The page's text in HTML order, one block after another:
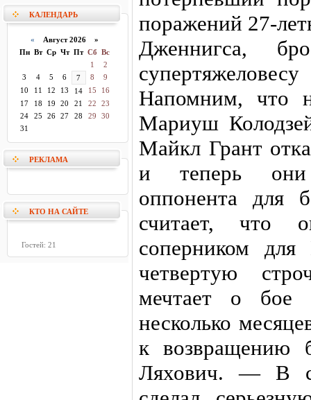
КАЛЕНДАРЬ
« Август 2026 »
Пн Вт Ср Чт Пт Сб Вс
1
2
3
4 5 6 7 8
9
10
11 12 13 14 15
16
17
18 19 20 21 22
23
24
25 26 27 28 29
30
31
РЕКЛАМА
КТО НА САЙТЕ
Гостей: 21
поражений 27-
Дженнигса,
Напомним, что
Мариуш
Майкл Грант
и теперь они
оппонента для
считает, что
соперником для
четвертую
мечтает о бое
несколько
к возвращению
Ляхович. — В